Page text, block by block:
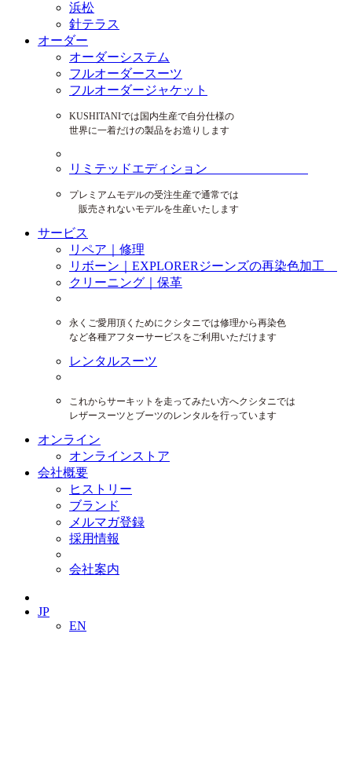
浜松
針テラス
オーダー
オーダーシステム
フルオーダースーツ
フルオーダージャケット
KUSHITANIでは国内生産で自分仕様の
世界に一着だけの製品をお造りします
リミテッドエディション
プレミアムモデルの受注生産で通常では
販売されないモデルを生産いたします
サービス
リペア｜修理
リボーン｜EXPLORERジーンズの再染色加工
クリーニング｜保革
永くご愛用頂くためにクシタニでは修理から再染色
など各種アフターサービスをご利用いただけます
レンタルスーツ
これからサーキットを走ってみたい方へクシタニでは
レザースーツとブーツのレンタルを行っています
オンライン
オンラインストア
会社概要
ヒストリー
ブランド
メルマガ登録
採用情報
会社案内
JP
EN